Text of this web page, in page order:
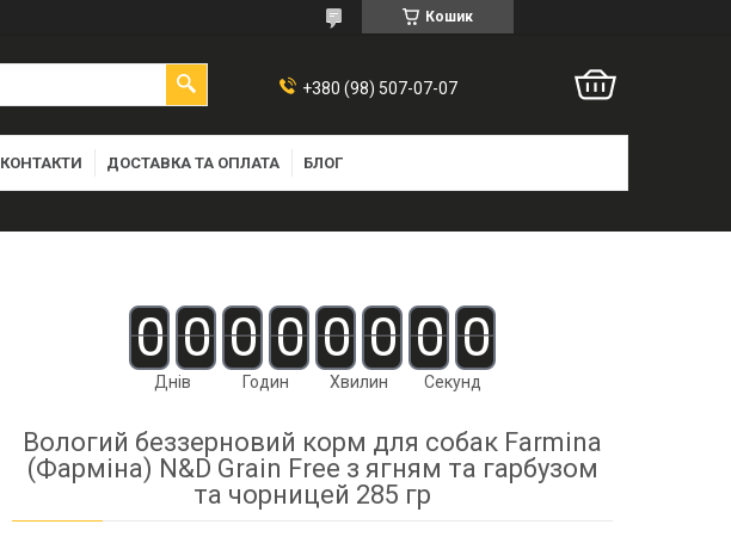
Кошик
+380 (98) 507-07-07
КОНТАКТИ ДОСТАВКА ТА ОПЛАТА БЛОГ
0 0
Днів
0 0
Годин
0 0
Хвилин
0 0
Секунд
Вологий беззерновий корм для собак Farmina
(Фарміна) N&D Grain Free з ягням та гарбузом
та чорницей 285 гр